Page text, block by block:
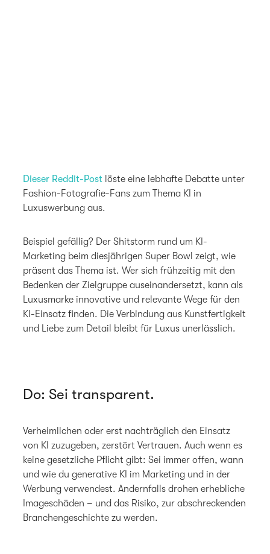
Dieser Reddit-Post löste eine lebhafte Debatte unter
Fashion-Fotografie-Fans zum Thema KI in
Luxuswerbung aus.
Beispiel gefällig? Der Shitstorm rund um KI-
Marketing beim diesjährigen Super Bowl zeigt, wie
präsent das Thema ist. Wer sich frühzeitig mit den
Bedenken der Zielgruppe auseinandersetzt, kann als
Luxusmarke innovative und relevante Wege für den
KI-Einsatz finden. Die Verbindung aus Kunstfertigkeit
und Liebe zum Detail bleibt für Luxus unerlässlich.
Do: Sei transparent.
Verheimlichen oder erst nachträglich den Einsatz
von KI zuzugeben, zerstört Vertrauen. Auch wenn es
keine gesetzliche Pflicht gibt: Sei immer offen, wann
und wie du generative KI im Marketing und in der
Werbung verwendest. Andernfalls drohen erhebliche
Imageschäden – und das Risiko, zur abschreckenden
Branchengeschichte zu werden.